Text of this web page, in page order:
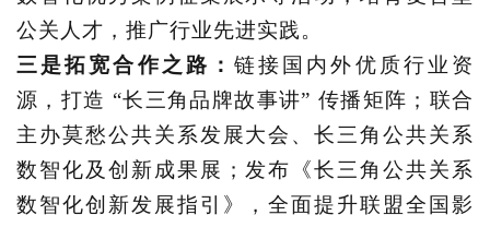
公关人才，推广行业先进实践。
三是拓宽合作之路： 链接国内外优质行业资
源，打造 “长三角品牌故事讲” 传播矩阵；联合
主办莫愁公共关系发展大会、长三角公共关系
数智化及创新成果展；发布《长三角公共关系
数智化创新发展指引》，全面提升联盟全国影